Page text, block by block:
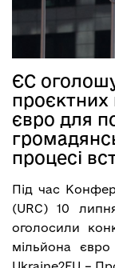
ЄС
проєктних
євро для
процесі
Під час
(URC) 10
оголосили
мільйона євро